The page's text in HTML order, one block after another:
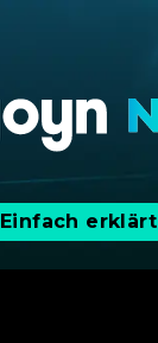
Einfach erklärt